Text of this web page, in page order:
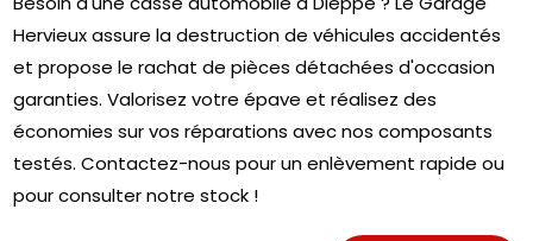
Hervieux assure la destruction de véhicules accidentés
et propose le rachat de pièces détachées d'occasion
garanties. Valorisez votre épave et réalisez des
économies sur vos réparations avec nos composants
testés. Contactez-nous pour un enlèvement rapide ou
pour consulter notre stock !